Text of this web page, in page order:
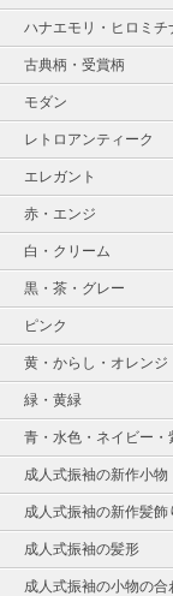
ハナエモリ・ヒロミ
古典柄・受賞柄
モダン
レトロアンティーク
エレガント
赤・エンジ
白・クリーム
黒・茶・グレー
ピンク
黄・からし・オレンジ
緑・黄緑
青・水色・ネイビー・
成人式振袖の新作小物
成人式振袖の新作髪飾
成人式振袖の髪形
成人式振袖の小物の合